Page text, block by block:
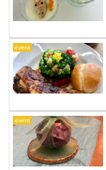
event
event